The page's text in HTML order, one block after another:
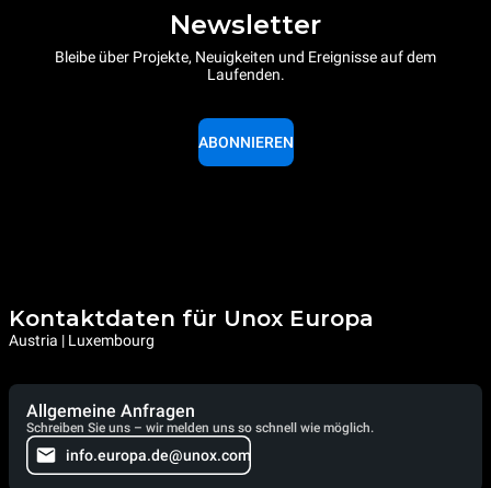
Newsletter
Bleibe über Projekte, Neuigkeiten und Ereignisse auf dem
Laufenden.
ABONNIEREN
Kontaktdaten für Unox Europa
Austria | Luxembourg
Allgemeine Anfragen
Schreiben Sie uns – wir melden uns so schnell wie möglich.
info.europa.de@unox.com